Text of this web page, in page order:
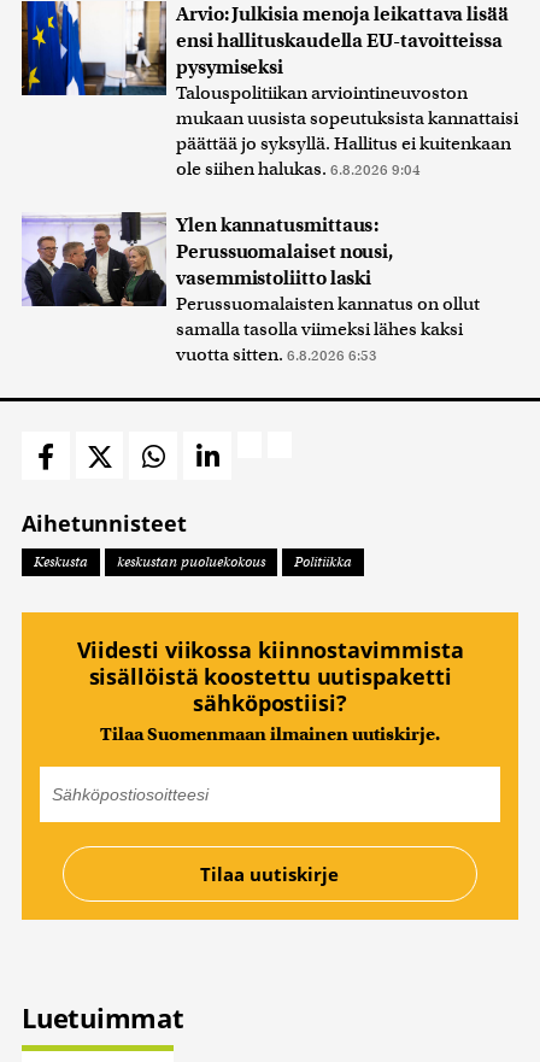
Arvio: Julkisia menoja leikattava lisää
ensi hallituskaudella EU-tavoitteissa
pysymiseksi
Talouspolitiikan arviointineuvoston
mukaan uusista sopeutuksista kannattaisi
päättää jo syksyllä. Hallitus ei kuitenkaan
ole siihen halukas. 6.8.2026 9:04
Ylen kannatusmittaus:
Perussuomalaiset nousi,
vasemmistoliitto laski
Perussuomalaisten kannatus on ollut
samalla tasolla viimeksi lähes kaksi
vuotta sitten. 6.8.2026 6:53
Aihetunnisteet
Keskusta keskustan puoluekokous Politiikka
Viidesti viikossa kiinnostavimmista
sisällöistä koostettu uutispaketti
sähköpostiisi?
Tilaa Suomenmaan ilmainen uutiskirje.
Luetuimmat